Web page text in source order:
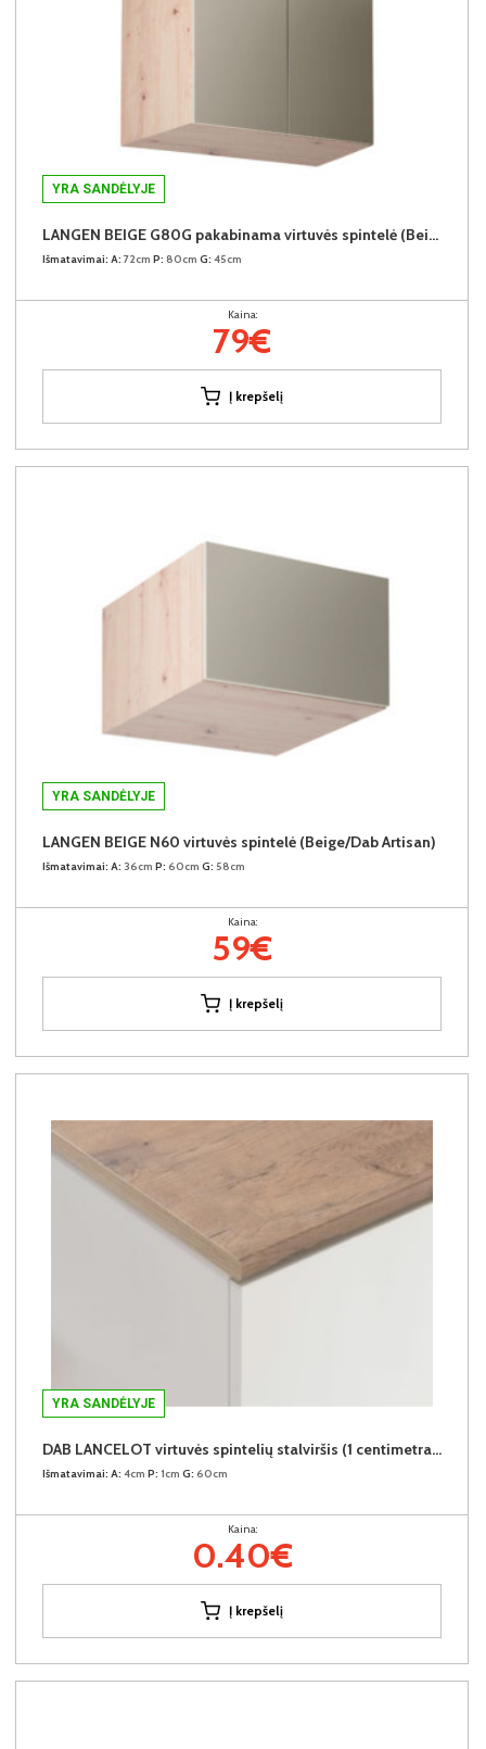
YRA SANDĖLYJE
LANGEN BEIGE G80G pakabinama virtuvės spintelė (Beige/Dab Artisan)
Išmatavimai: A: 72cm P: 80cm G: 45cm
Kaina:
79€
Į krepšelį
YRA SANDĖLYJE
LANGEN BEIGE N60 virtuvės spintelė (Beige/Dab Artisan)
Išmatavimai: A: 36cm P: 60cm G: 58cm
Kaina:
59€
Į krepšelį
YRA SANDĖLYJE
DAB LANCELOT virtuvės spintelių stalviršis (1 centimetras) (Įvykdymo terminas iki 10d.d.)
Išmatavimai: A: 4cm P: 1cm G: 60cm
Kaina:
0.40€
Į krepšelį